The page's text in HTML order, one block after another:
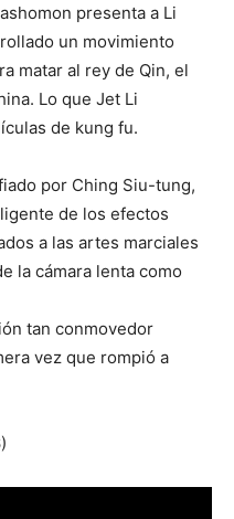
presenta a Li
un movimiento
matar al rey de Qin, el
Lo que Jet Li
de kung fu.
por Ching Siu-tung,
de los efectos
a las artes marciales
la cámara lenta como
tan conmovedor
vez que rompió a